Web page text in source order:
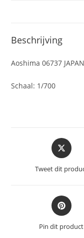
Beschrijving
Aoshima 06737
Schaal: 1/700
Opent
in
een
nieuw
Tweet dit
Opent
in
een
nieuw
Pin dit product